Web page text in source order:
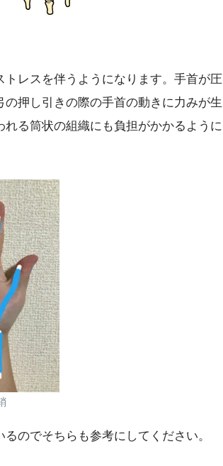
レスを伴うようになります。手首が圧
押し引きの際の手首の動きに力みが生
る筒状の組織にも負担がかかるように
のでそちらも参考にしてください。